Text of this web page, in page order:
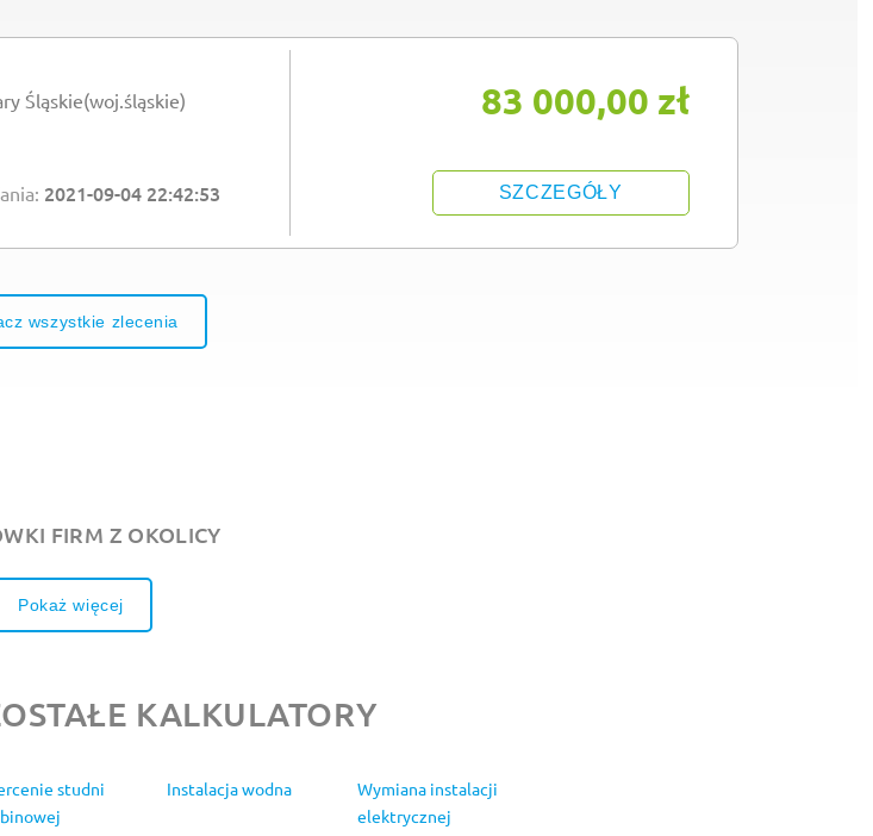
Śląskie(woj.śląskie) 83 000,00 zł
2021-09-04 22:42:53 SZCZEGÓŁY
wszystkie zlecenia
FIRM Z OKOLICY
Pokaż więcej
KALKULATORY
studni
Instalacja wodna
Wymiana instalacji
elektrycznej